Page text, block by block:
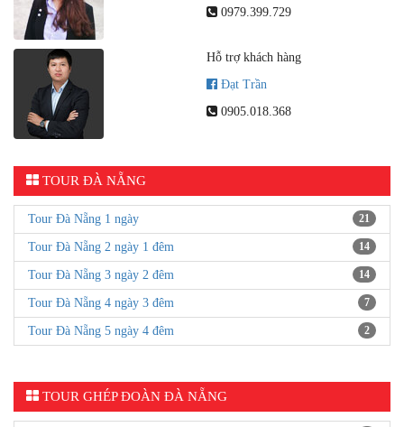
0979.399.729
Hỗ trợ khách hàng
Đạt Trần
0905.018.368
TOUR ĐÀ NẴNG
Tour Đà Nẵng 1 ngày 21
Tour Đà Nẵng 2 ngày 1 đêm 14
Tour Đà Nẵng 3 ngày 2 đêm 14
Tour Đà Nẵng 4 ngày 3 đêm 7
Tour Đà Nẵng 5 ngày 4 đêm 2
TOUR GHÉP ĐOÀN ĐÀ NẴNG